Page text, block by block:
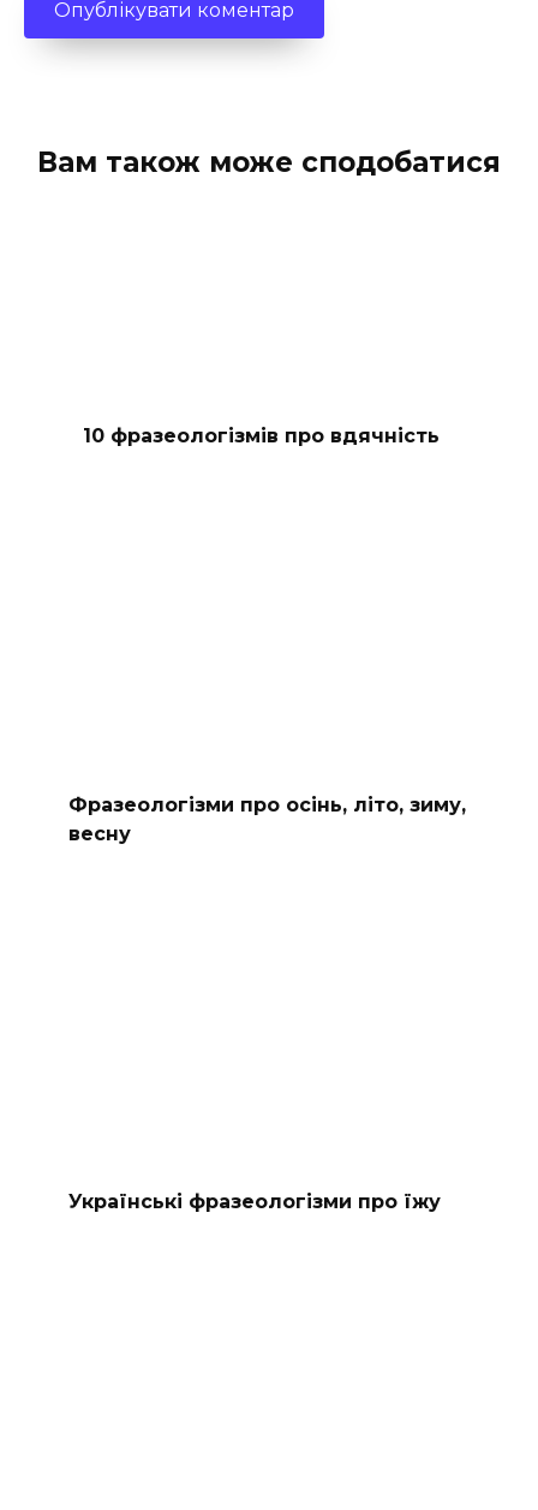
Вам також може сподобатися
10 фразеологізмів про вдячність
Фразеологізми про осінь, літо, зиму,
весну
Українські фразеологізми про їжу